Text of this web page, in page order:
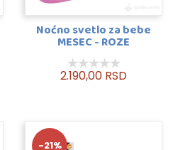
Noćno svetlo za bebe
MESEC - ROZE
2.190,00 RSD
-21%